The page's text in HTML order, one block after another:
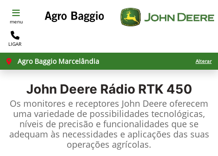
menu
LIGAR
Agro Baggio Marcelândia Alterar
John Deere Rádio RTK 450
Os monitores e receptores John Deere oferecem
uma variedade de possibilidades tecnológicas,
níveis de precisão e funcionalidades que se
adequam às necessidades e aplicações das suas
operações agrícolas.